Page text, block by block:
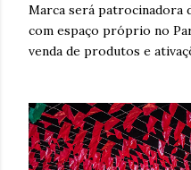
Marca será patrocinadora
com espaço próprio no
venda de produtos e